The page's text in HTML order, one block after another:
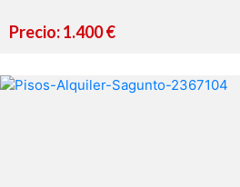
Precio: 1.400 €